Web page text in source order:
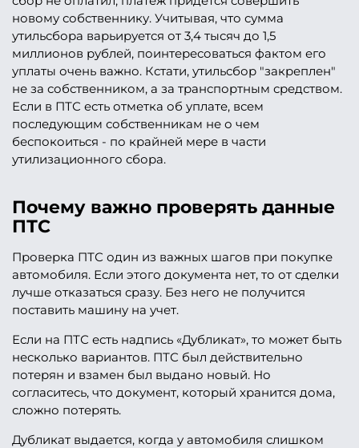
новому собственнику. Учитывая, что сумма
утильсбора варьируется от 3,4 тысяч до 1,5
миллионов рублей, поинтересоваться фактом его
уплаты очень важно. Кстати, утильсбор "закреплен"
не за собственником, а за транспортным средством.
Если в ПТС есть отметка об уплате, всем
последующим собственникам не о чем
беспокоиться - по крайней мере в части
утилизационного сбора.
Почему важно проверять данные
ПТС
Проверка ПТС один из важных шагов при покупке
автомобиля. Если этого документа нет, то от сделки
лучше отказаться сразу. Без него не получится
поставить машину на учет.
Если на ПТС есть надпись «Дубликат», то может быть
несколько вариантов. ПТС был действительно
потерян и взамен был выдано новый. Но
согласитесь, что документ, который хранится дома,
сложно потерять.
Дубликат выдается, когда у автомобиля слишком